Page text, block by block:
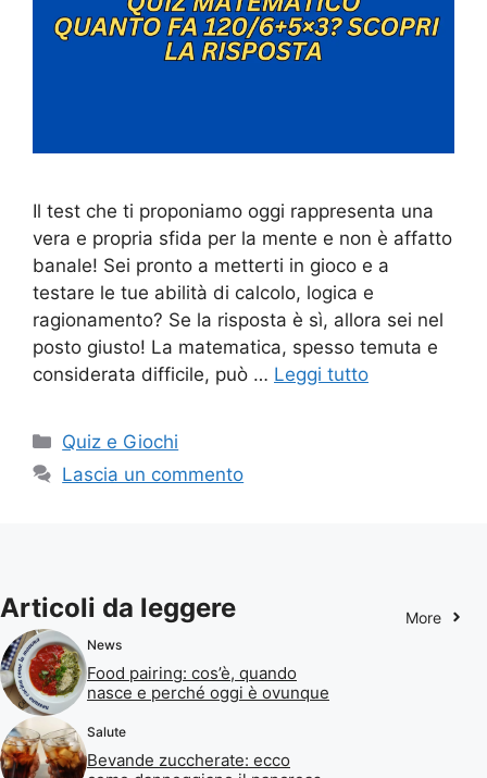
Il test che ti proponiamo oggi rappresenta una
vera e propria sfida per la mente e non è affatto
banale! Sei pronto a metterti in gioco e a
testare le tue abilità di calcolo, logica e
ragionamento? Se la risposta è sì, allora sei nel
posto giusto! La matematica, spesso temuta e
considerata difficile, può … Leggi tutto
Categorie
Quiz e Giochi
Lascia un commento
Articoli da leggere More
News
Food pairing: cos’è, quando
nasce e perché oggi è ovunque
Salute
Bevande zuccherate: ecco